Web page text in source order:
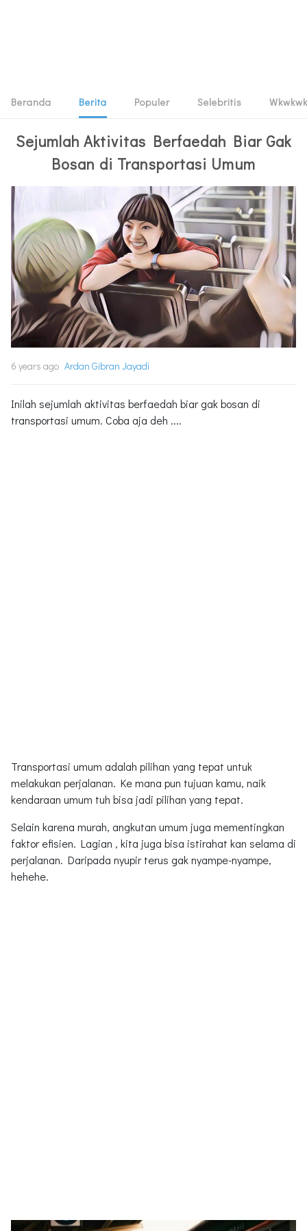
Beranda Berita Populer Selebritis Wkwkwk
Sejumlah Aktivitas Berfaedah Biar Gak
Bosan di Transportasi Umum
6 years ago Ardan Gibran Jayadi
Inilah sejumlah aktivitas berfaedah biar gak bosan di
transportasi umum. Coba aja deh ....
Transportasi umum adalah pilihan yang tepat untuk
melakukan perjalanan. Ke mana pun tujuan kamu, naik
kendaraan umum tuh bisa jadi pilihan yang tepat.
Selain karena murah, angkutan umum juga mementingkan
faktor efisien. Lagian , kita juga bisa istirahat kan selama di
perjalanan. Daripada nyupir terus gak nyampe-nyampe,
hehehe.